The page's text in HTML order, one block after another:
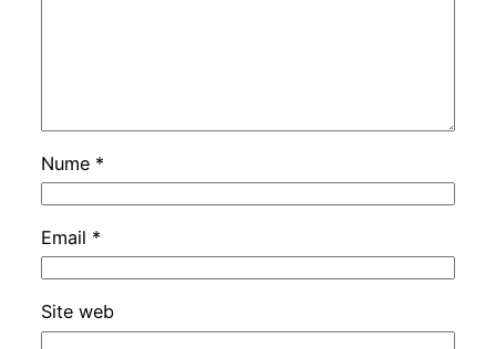
Nume *
Email *
Site web